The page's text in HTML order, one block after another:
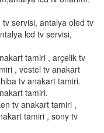
servisi, antalya oled tv
lcd tv servisi,
tamiri , arçelik tv
, vestel tv anakart
tv anakart tamiri.
tamiri.
tv anakart tamiri ,
tamiri , sony tv